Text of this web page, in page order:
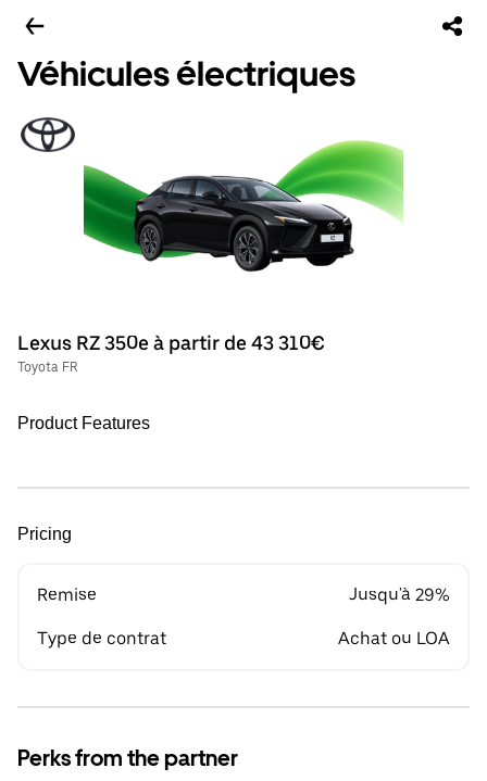
Véhicules électriques
Lexus RZ 350e à partir de 43 310€
Toyota FR
Product Features
Pricing
Remise Jusqu'à 29%
Type de contrat Achat ou LOA
Perks from the partner